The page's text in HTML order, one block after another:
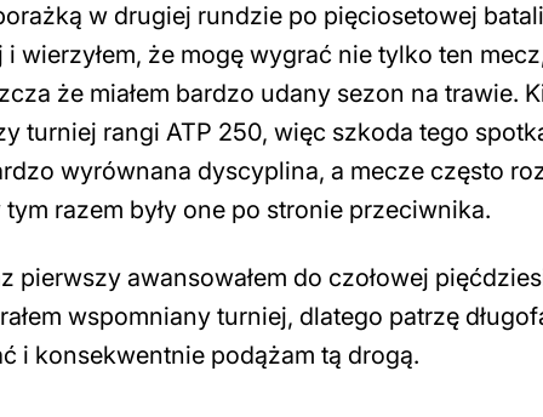
w drugiej rundzie po pięciosetowej
wierzyłem, że mogę wygrać nie tylko ten
że miałem bardzo udany sezon na trawie.
turniej rangi ATP 250, więc szkoda tego
wyrównana dyscyplina, a mecze często
razem były one po stronie przeciwnika.
pierwszy awansowałem do czołowej
wspomniany turniej, dlatego patrzę
i konsekwentnie podążam tą drogą.